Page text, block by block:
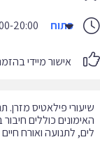
פתוח 20:00
אישור מיידי
כוללים חיבור
לתנועה ואורח חיים